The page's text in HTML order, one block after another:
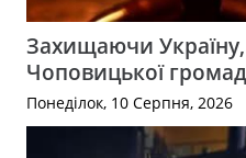
Захищаючи Україну,
Чоповицької
Понеділок, 10 Серпня, 2026